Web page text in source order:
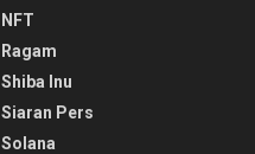
NFT
Ragam
Shiba Inu
Siaran Pers
Solana